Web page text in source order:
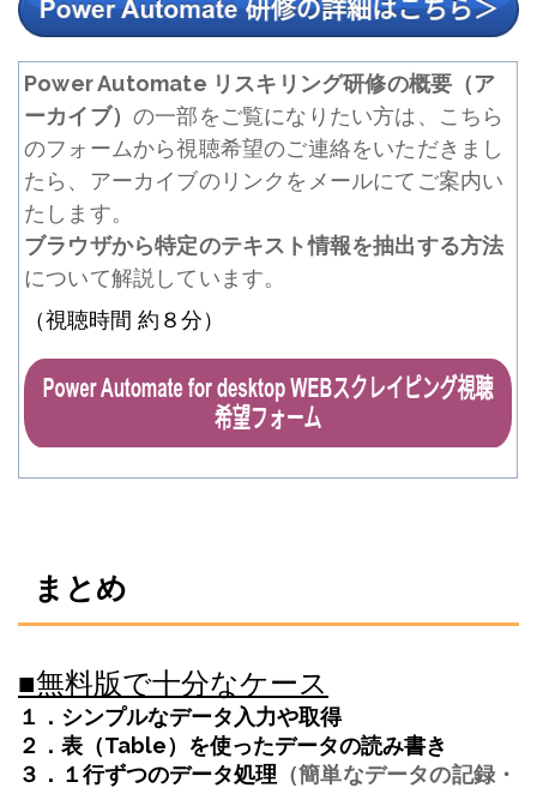
Power Automate リスキリング研修の概要（ア
ーカイブ）の一部をご覧になりたい方は、こちら
のフォームから視聴希望のご連絡をいただきまし
たら、アーカイブのリンクをメールにてご案内い
たします。
ブラウザから特定のテキスト情報を抽出する方法
について解説しています。
（視聴時間 約８分）
まとめ
■無料版で十分なケース
１．シンプルなデータ入力や取得
２．表（Table）を使ったデータの読み書き
３．１行ずつのデータ処理 （簡単なデータの記録・